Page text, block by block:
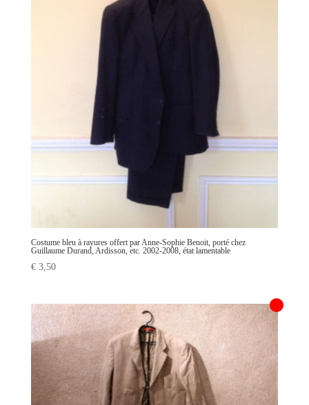
Costume bleu à rayures offert par Anne-Sophie Benoit, porté chez
Guillaume Durand, Ardisson, etc. 2002-2008, état lamentable
€3,50